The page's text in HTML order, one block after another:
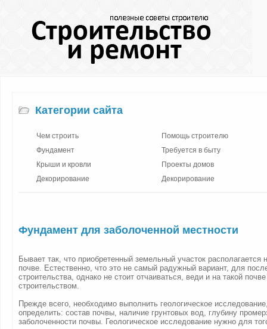
Категории сайта
Чем строить
Фундамент
Крыши и кровли
Декорирование
Помощь строителю
Требуется в быту
Проекты домов
Декорирование
Фундамент для заболоченной местности
Бывает так, что приобретенный земельный участок располагается
почве. Естественно, что это не самый радужный вариант, для
строительства, однако не стоит отчаиваться, веди и на такой
строительством.
Прежде всего, необходимо выполнить геологическое
определить: состав почвы, наличие грунтовых вод, глубину
заболоченности почвы. Геологическое исследование нужно для